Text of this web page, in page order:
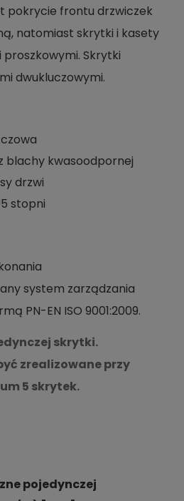
pokrycie frontu drzwiczek
natomiast skrytki i kasety
Skrytki
dwukluczowymi.
blachy kwasoodpornej
drzwi
stopni
system zarządzania
PN-EN ISO 9001:2009.
skrytki.
zrealizowane przy
5 skrytek.
pojedynczej